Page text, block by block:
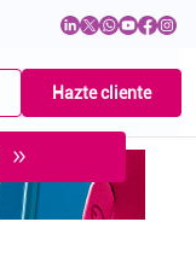
Hazte cliente